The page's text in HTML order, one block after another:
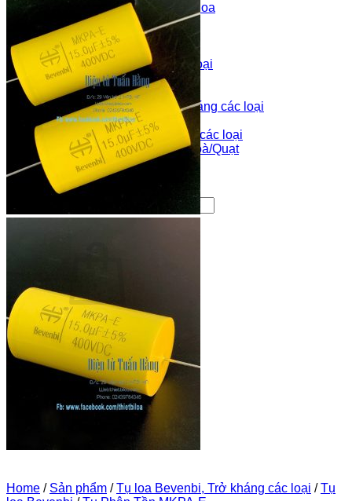
Màng loa, Gân loa, Mũ loa
Màng loa
Gân loa
Nhện loa
Côn loa TREBLE các loại
Côn loa BASS các loại
AVS: côn loa nhôm
Tụ loa Bevenbi, Trở kháng các loại
Tụ loa Bevenbi
Rắc loa, Rắc âm thanh các loại
Điều Khiển Tivi/Điều hoà/Quạt
Tin tức
Liên hệ
for:
No products in the cart.
Return to shop
Home / Sản phẩm / Tụ loa Bevenbi, Trở kháng các loại / Tụ